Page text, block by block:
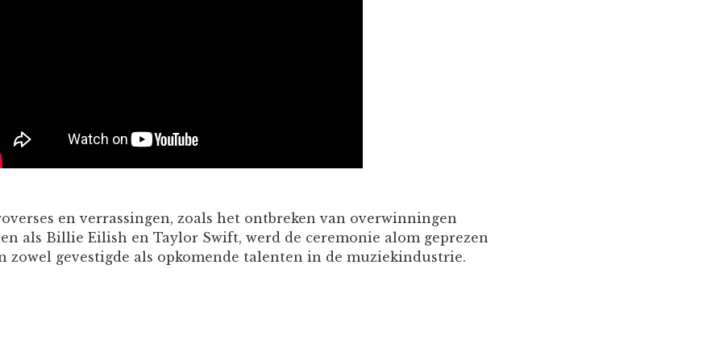
en verrassingen, zoals het ontbreken van overwinningen
als Billie Eilish en Taylor Swift, werd de ceremonie alom geprezen
zowel gevestigde als opkomende talenten in de muziekindustrie.